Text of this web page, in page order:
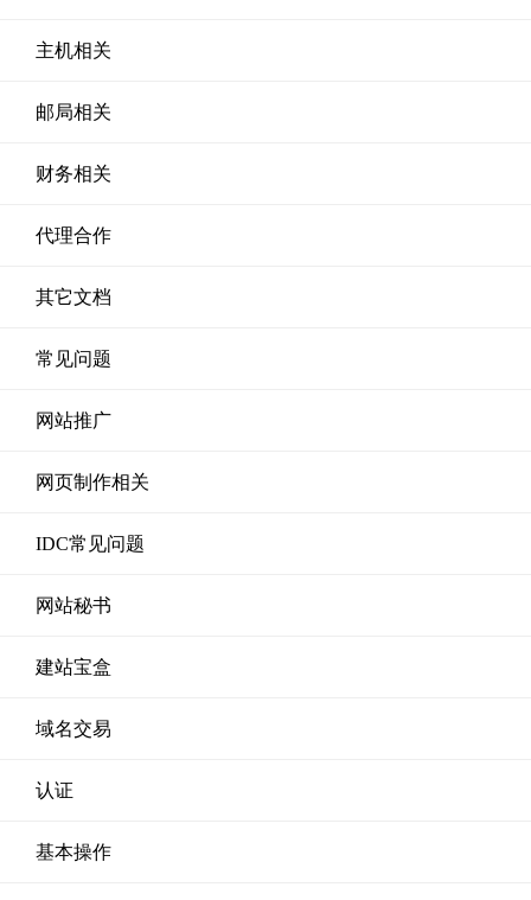
主机相关
邮局相关
财务相关
代理合作
其它文档
常见问题
网站推广
网页制作相关
IDC常见问题
网站秘书
建站宝盒
域名交易
认证
基本操作